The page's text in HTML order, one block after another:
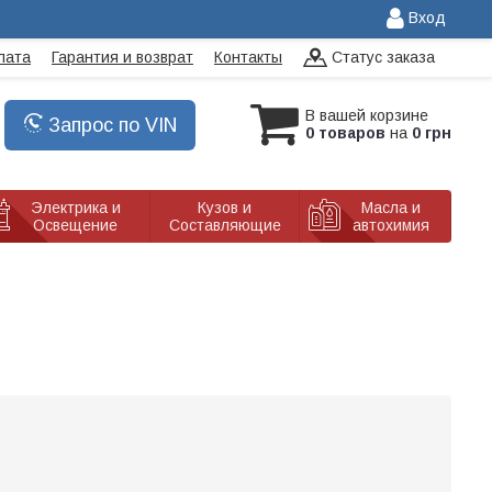
Вход
Гарантия и возврат Контакты Статус заказа
В вашей корзине
0 товаров на 0 грн
Запрос по VIN
Электрика и
Освещение
Кузов и
Составляющие
Масла и
автохимия